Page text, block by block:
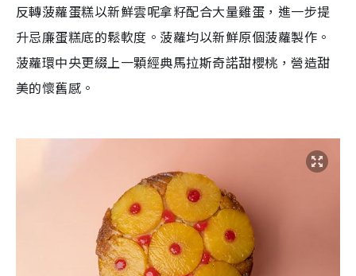
反轉菠蘿蛋糕以新鮮雲呢拿籽配合大量雞蛋，進一步提
升忌廉蛋糕底的鬆軟度。菠蘿均以新鮮原個菠蘿製作。
菠蘿環中央更綴上一顆經典馬拉斯奇諾甜櫻桃，營造甜
美的懷舊感。